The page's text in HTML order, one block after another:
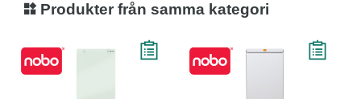
Produkter från samma kategori